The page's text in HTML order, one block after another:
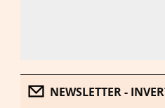
NEWSLETTER -